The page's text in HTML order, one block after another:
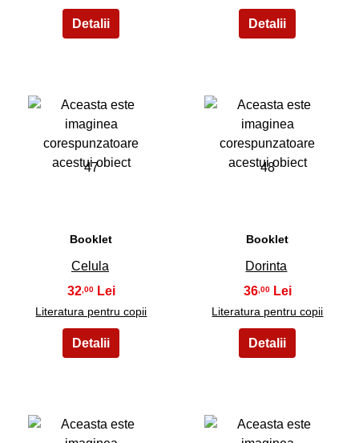
47
Booklet
Celula
32 ,00
Literatura pentru copii
48
Booklet
Dorinta
36,00
Literatura pentru copii